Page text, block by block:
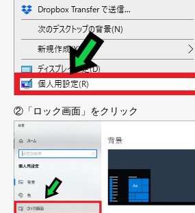
②「ロック画面」をクリック